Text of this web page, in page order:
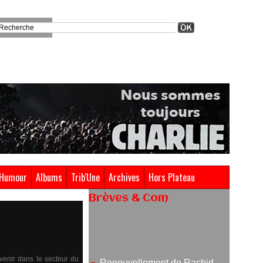
Humour Albums Trib'Une Archives Hors Plateau
dans le secteur du
Brèves & Com
05/08/2026